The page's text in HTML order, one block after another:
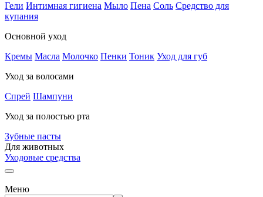
Гели Интимная гигиена Мыло Пена Соль Средство для
купания
Основной уход
Кремы Масла Молочко Пенки Тоник Уход для губ
Уход за волосами
Спрей Шампуни
Уход за полостью рта
Зубные пасты
Для животных
Уходовые средства
Меню